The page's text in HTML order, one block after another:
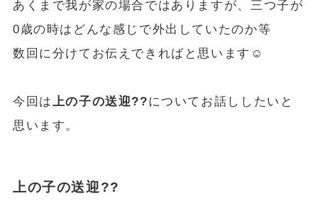
あくまで我が家の場合ではありますが、三つ子が
0歳の時はどんな感じで外出していたのか等
数回に分けてお伝えできればと思います☺️
今回は上の子の送迎??についてお話ししたいと
思います。
上の子の送迎??